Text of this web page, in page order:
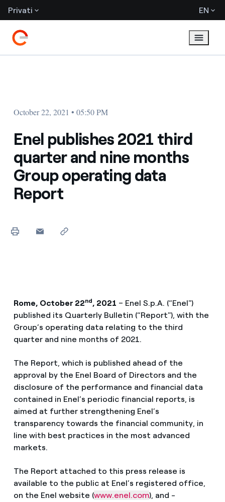
Privati EN
October 22, 2021 • 05:50 PM
Enel publishes 2021 third
quarter and nine months
Group operating data
Report
Rome, October 22nd, 2021 – Enel S.p.A. (“Enel")
published its Quarterly Bulletin (“Report"), with the
Group’s operating data relating to the third
quarter and nine months of 2021.
The Report, which is published ahead of the
approval by the Enel Board of Directors and the
disclosure of the performance and financial data
contained in Enel’s periodic financial reports, is
aimed at further strengthening Enel’s
transparency towards the financial community, in
line with best practices in the most advanced
markets.
The Report attached to this press release is
available to the public at Enel’s registered office,
on the Enel website (www.enel.com), and -